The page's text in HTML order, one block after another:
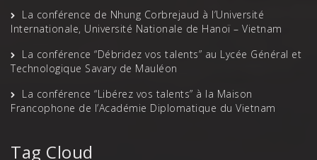
La conférence de Nhung Corbrejaud à l’Université
Internationale, Université Nationale de Hanoï – Vietnam
La conférence “Débridez vos talents” au Lycée Général et
Technologique Savary de Mauléon
La conférence “Libérez vos talents” à la Maison
Francophone de l’Académie Diplomatique du Vietnam
Tag Cloud